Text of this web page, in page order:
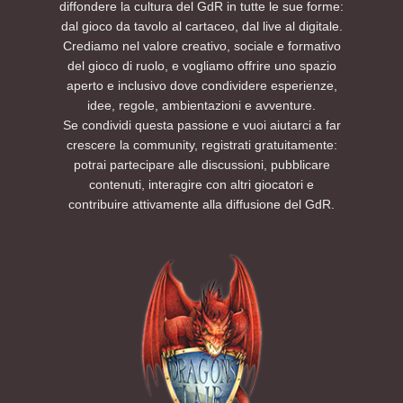
altri eventi AETERNIS per godersi la storia
dall’inizio alla fine.
Per ulteriori informazioni consultate la
sezione FAQ di questo evento. Per esigenze
particolari è possibile contattarci tramite i
nostri canali social.
Non vediamo l’ora di vedervi lì.
Preparatevi a tirare l’iniziativa: tra tortelli,
colline e oscurità… la missione sta per
cominciare.
PRENOTA UN POSTO AL TAVOLO SUL NOSTRO
ed eventi futuri, seguite AETERNIS sui social e
su Eventbrite per ricevere le notifiche di
apertura delle nuove iscrizioni.
Sito Web
Instagram
YouTube
diffondere la cultura del GdR in tutte le sue forme:
dal gioco da tavolo al cartaceo, dal live al digitale.
Crediamo nel valore creativo, sociale e formativo
del gioco di ruolo, e vogliamo offrire uno spazio
aperto e inclusivo dove condividere esperienze,
idee, regole, ambientazioni e avventure.
Se condividi questa passione e vuoi aiutarci a far
crescere la community, registrati gratuitamente:
potrai partecipare alle discussioni, pubblicare
contenuti, interagire con altri giocatori e
contribuire attivamente alla diffusione del GdR.